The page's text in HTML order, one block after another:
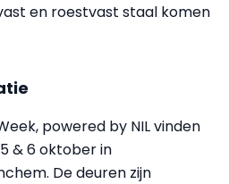
en roestvast staal komen
powered by NIL vinden
& 6 oktober in
De deuren zijn